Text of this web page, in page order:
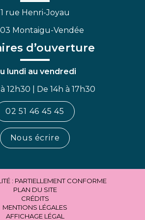
1 rue Henri-Joyau
Montaigu-Vendée
d’ouverture
lundi au vendredi
12h30 | De 14h à 17h30
02 51 46 45 45
Nous écrire
: PARTIELLEMENT CONFORME
PLAN DU SITE
CRÉDITS
MENTIONS LÉGALES
AFFICHAGE LÉGAL